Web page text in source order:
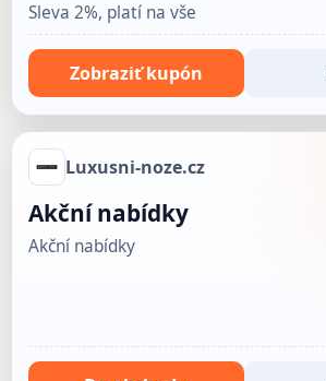
Sleva 2%, platí na vše
Zobraziť kupón
Luxusni-noze.cz
Akční nabídky
Akční nabídky